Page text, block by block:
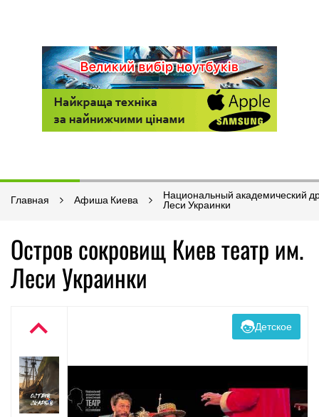
Главная Афиша Киева
Национальный академический
Леси Украинки
Остров сокровищ Киев театр им.
Леси Украинки
Детское